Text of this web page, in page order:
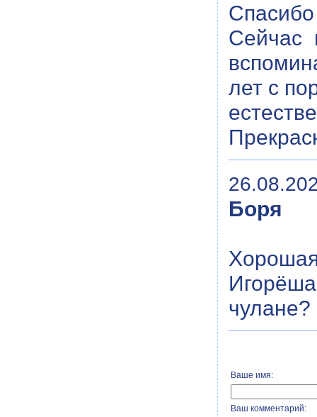
Спасибо
Сейчас
лет с
Боря
чулане?
Ваше имя:
Ваш комментарий: